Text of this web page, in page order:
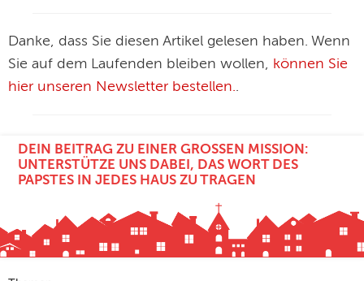
Danke, dass Sie diesen Artikel gelesen haben. Wenn
Sie auf dem Laufenden bleiben wollen, können Sie
hier unseren Newsletter bestellen..
DEIN BEITRAG ZU EINER GROSSEN MISSION: U
NTERSTÜTZE UNS DABEI, DAS WORT DES P
APSTES IN JEDES HAUS ZU TRAGEN